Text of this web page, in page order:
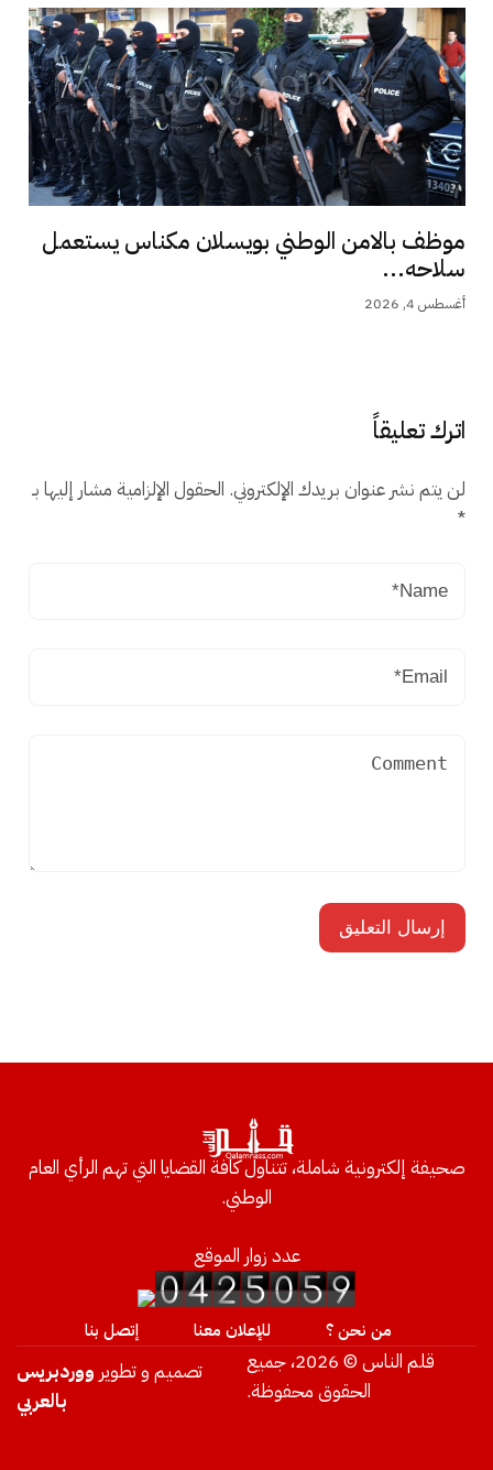
موظف بالامن الوطني بويسلان مكناس يستعمل
سلاحه...
أغسطس 4, 2026
اترك تعليقاً
لن يتم نشر عنوان بريدك الإلكتروني. الحقول الإلزامية مشار إليها بـ
*
صحيفة إلكترونية شاملة، تتناول كافة القضايا التي تهم الرأي العام
الوطني.
عدد زوار الموقع
من نحن ؟ للإعلان معنا إتصل بنا
قلم الناس © 2026، جميع
الحقوق محفوظة.
تصميم و تطوير ووردبريس
بالعربي